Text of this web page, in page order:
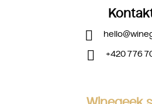
hello@
+420 776